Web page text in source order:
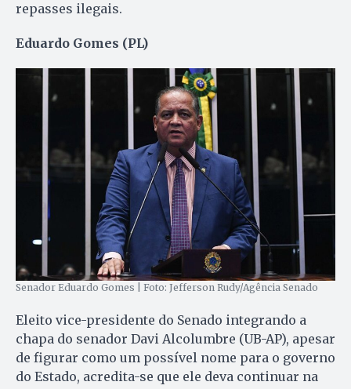
repasses ilegais.
Eduardo Gomes (PL)
Senador Eduardo Gomes | Foto: Jefferson Rudy/Agência Senado
Eleito vice-presidente do Senado integrando a
chapa do senador Davi Alcolumbre (UB-AP), apesar
de figurar como um possível nome para o governo
do Estado, acredita-se que ele deva continuar na